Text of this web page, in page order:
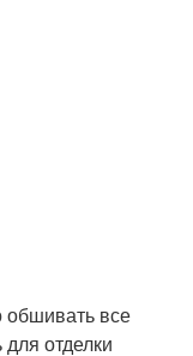
обшивать все
отделки